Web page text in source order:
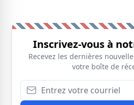
Inscrivez-vous à
Recevez les dernières
votre boîte de